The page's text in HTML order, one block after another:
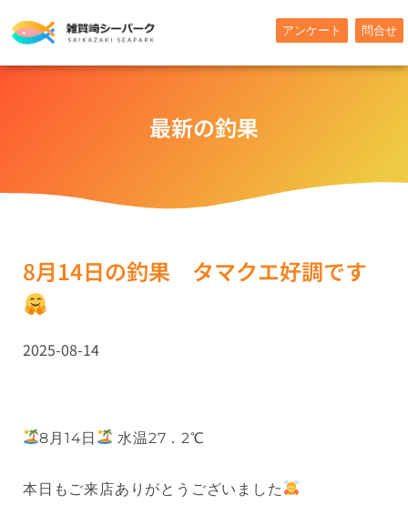
容
アンケート 問合せ
最新の釣果
8月14日の釣果 タマクエ好調です
2025-08-14
8月14日 水温27．2℃
本日もご来店ありがとうございました